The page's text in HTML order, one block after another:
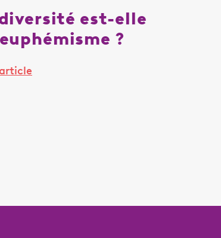
est-elle
?